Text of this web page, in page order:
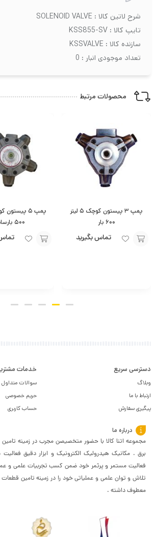
شرح لاتین کالا : SOLENOID VALVE
تایپ کالا : KSS855-SV
سازنده کالا : KSSVALVE
تعداد موجودی انبار : 0
محصولات مرتبط
پمپ ۳ پیستون کوچک ۵ لیتر
۶۰۰ بار
تماس بگیرید
۵۰۰ بارساده
دسترسی سریع
وبلاگ
ارتباط با ما
پیگیری سفارش
خدمات
سوالات متداول
حریم خصوصی
حساب کاربری
درباره ما
مجموعه اتنا کالا با حضور متخصیصن مجرب در زمینه
برق . مکانیک هیدرولیک الکترونیک و ابزار دقیق
فعالیت مستمر و پرثمر خود ضمن کسب تجربیات علمی و
تلاش و توان علمی و عملیاتی خود را در زمینه تامین
معطوف داشته .